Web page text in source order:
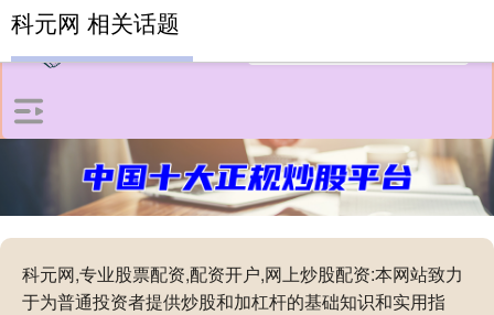
科元网,专业股票配资,配资开户,网上炒股配资:本网站致力
于为普通投资者提供炒股和加杠杆的基础知识和实用指
科元网 相关话题